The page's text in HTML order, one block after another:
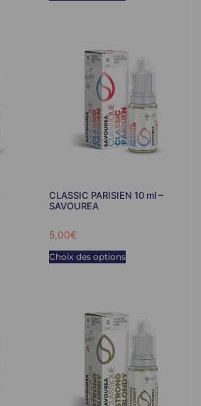
CLASSIC PARISIEN 10 ml –
SAVOUREA
5,00€
Choix des options